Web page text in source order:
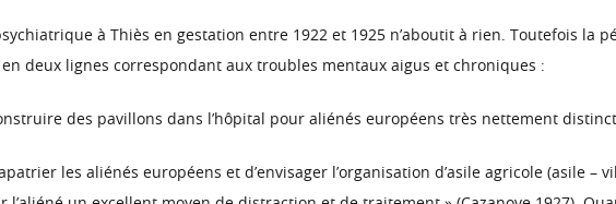
à Thiès en gestation entre 1922 et 1925 n’aboutit à rien. Toutefois la
deux lignes correspondant aux troubles mentaux aigus et chroniques :
des pavillons dans l’hôpital pour aliénés européens très nettement
les aliénés européens et d’envisager l’organisation d’asile agricole (asile –